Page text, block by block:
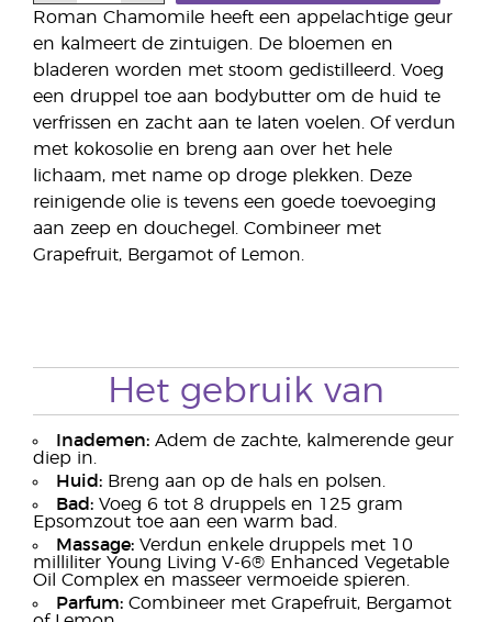
Roman Chamomile heeft een appelachtige geur
en kalmeert de zintuigen. De bloemen en
bladeren worden met stoom gedistilleerd. Voeg
een druppel toe aan bodybutter om de huid te
verfrissen en zacht aan te laten voelen. Of verdun
met kokosolie en breng aan over het hele
lichaam, met name op droge plekken. Deze
reinigende olie is tevens een goede toevoeging
aan zeep en douchegel. Combineer met
Grapefruit, Bergamot of Lemon.
Het gebruik van
Inademen: Adem de zachte, kalmerende geur
diep in.
Huid: Breng aan op de hals en polsen.
Bad: Voeg 6 tot 8 druppels en 125 gram
Epsomzout toe aan een warm bad.
Massage: Verdun enkele druppels met 10
milliliter Young Living V-6® Enhanced Vegetable
Oil Complex en masseer vermoeide spieren.
Parfum: Combineer met Grapefruit, Bergamot